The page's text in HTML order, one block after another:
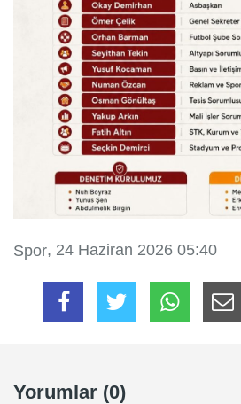
Spor, 24 Haziran 2026 05:40
Yorumlar (0)